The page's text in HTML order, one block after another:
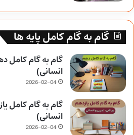
گام به گام کامل پایه ها
گام به گام کامل
انسانی)
2026-02-04
گام به گام کامل
انسانی)
2026-02-04